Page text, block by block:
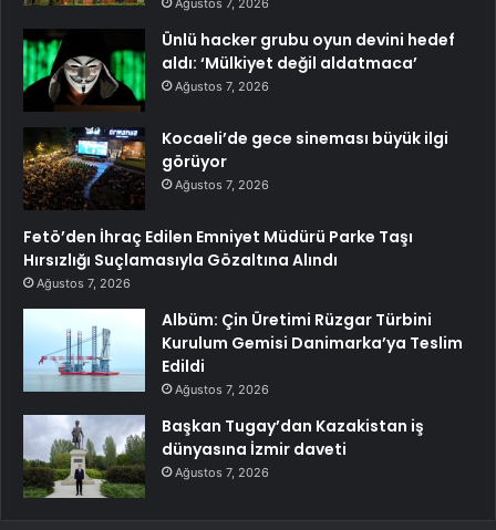
Ünlü hacker grubu oyun devini hedef
aldı: ‘Mülkiyet değil aldatmaca’
Ağustos 7, 2026
Kocaeli’de gece sineması büyük ilgi
görüyor
Ağustos 7, 2026
Fetö’den İhraç Edilen Emniyet Müdürü Parke Taşı
Hırsızlığı Suçlamasıyla Gözaltına Alındı
Ağustos 7, 2026
Albüm: Çin Üretimi Rüzgar Türbini
Kurulum Gemisi Danimarka’ya Teslim
Edildi
Ağustos 7, 2026
Başkan Tugay’dan Kazakistan iş
dünyasına İzmir daveti
Ağustos 7, 2026